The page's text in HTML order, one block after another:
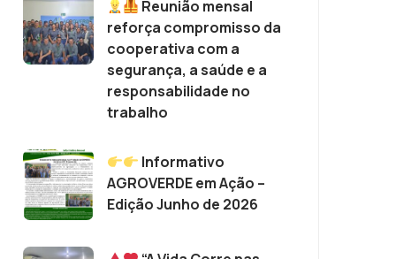
Reunião mensal
reforça compromisso da
cooperativa com a
segurança, a saúde e a
responsabilidade no
trabalho
Informativo
AGROVERDE em Ação –
Edição Junho de 2026